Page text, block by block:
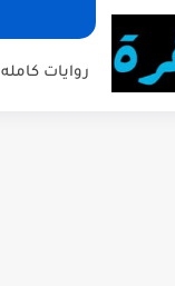
روايات كامله